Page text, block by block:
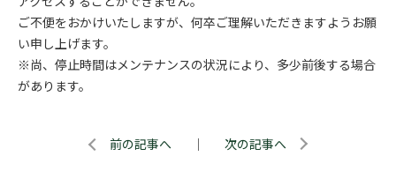
ご不便をおかけいたしますが、何卒ご理解いただきますようお願
い申し上げます。
※尚、停止時間はメンテナンスの状況により、多少前後する場合
があります。
前の記事へ ｜ 次の記事へ